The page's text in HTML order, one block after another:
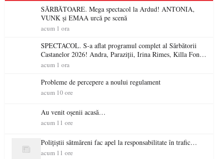
SĂRBĂTOARE. Mega spectacol la Ardud! ANTONIA,
VUNK și EMAA urcă pe scenă
acum 1 ora
SPECTACOL. S-a aflat programul complet al Sărbătorii
Castanelor 2026! Andra, Paraziții, Irina Rimes, Killa Fonic,
Zdob și Zdub și Fuego vin la Baia Mare
acum 1 ora
Probleme de percepere a noului regulament
acum 10 ore
Au venit oșenii acasă…
acum 11 ore
Polițiștii sătmăreni fac apel la responsabilitate în trafic…
acum 11 ore